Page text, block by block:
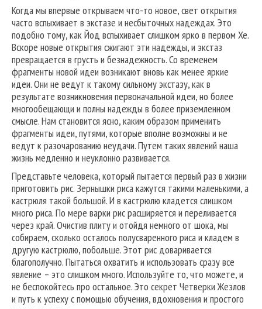
Когда мы впервые открываем что-то новое, свет открытия
часто вспыхивает в экстазе и несбыточных надеждах. Это
подобно тому, как Йод вспыхивает слишком ярко в первом Хе.
Вскоре новые открытия сжигают эти надежды, и экстаз
превращается в грусть и безнадежность. Со временем
фрагменты новой идеи возникают вновь как менее яркие
идеи. Они не ведут к такому сильному экстазу, как в
результате возникновения первоначальной идеи, но более
многообещающи и полны надежды в более приземленном
смысле. Нам становится ясно, каким образом применить
фрагменты идеи, путями, которые вполне возможны и не
ведут к разочарованию неудачи. Путем таких явлений наша
жизнь медленно и неуклонно развивается.
Представьте человека, который пытается первый раз в жизни
приготовить рис. Зернышки риса кажутся такими маленькими, а
кастрюля такой большой. И в кастрюлю кладется слишком
много риса. По мере варки рис расширяется и переливается
через край. Очистив плиту и отойдя немного от шока, мы
собираем, сколько осталось полусваренного риса и кладем в
другую кастрюлю, побольше. Этот рис доваривается
благополучно. Пытаться охватить и использовать сразу все
явление – это слишком много. Используйте то, что можете, и
не беспокойтесь про остальное. Это секрет Четверки Жезлов
и путь к успеху с помощью обучения, вдохновения и простого